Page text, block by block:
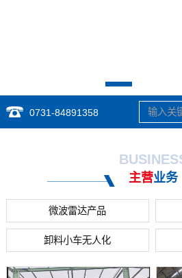
0731-84891358
主营业务
微波雷达产品
卸料小车无人化